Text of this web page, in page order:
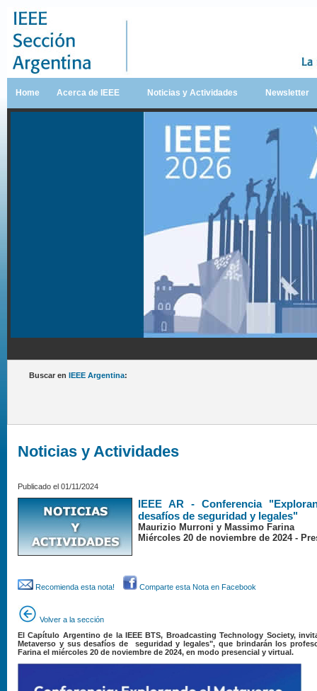
Home Acerca de IEEE Noticias y Actividades Newsletter
Buscar en IEEE Argentina:
Noticias y Actividades
Publicado el 01/11/2024
IEEE AR - Conferencia
desafíos de seguridad y legales"
Maurizio Murroni y Massimo Farina
Miércoles 20 de noviembre de 2024 -
Recomienda esta nota! Comparte esta Nota en Facebook
Volver a la sección
El Capítulo Argentino de la IEEE BTS, Broadcasting Technology Society,
Metaverso y sus desafíos de seguridad y legales", que brindarán los
Farina el miércoles 20 de noviembre de 2024, en modo presencial y virtual.